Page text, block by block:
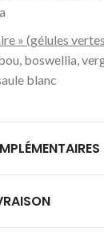
» (gélules
boswellia,
blanc